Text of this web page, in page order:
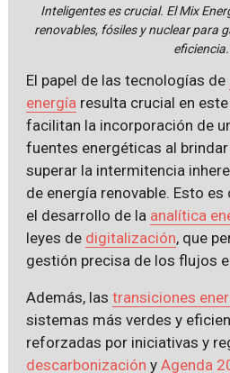
Inteligentes es crucial. El Mix
renovables, fósiles y nuclear para
eficiencia.
El papel de las tecnologías de
energía resulta crucial en
facilitan la incorporación de
fuentes energéticas al
superar la intermitencia
de energía renovable. Esto
el desarrollo de la analítica
leyes de digitalización, que
gestión precisa de los flujos
Además, las transiciones
sistemas más verdes y
reforzadas por iniciativas y
descarbonización y Agenda